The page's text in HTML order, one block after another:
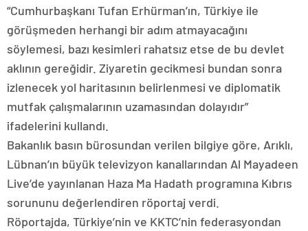
“Cumhurbaşkanı Tufan Erhürman’ın, Türkiye ile
görüşmeden herhangi bir adım atmayacağını
söylemesi, bazı kesimleri rahatsız etse de bu devlet
aklının gereğidir. Ziyaretin gecikmesi bundan sonra
izlenecek yol haritasının belirlenmesi ve diplomatik
mutfak çalışmalarının uzamasından dolayıdır”
ifadelerini kullandı.
Bakanlık basın bürosundan verilen bilgiye göre, Arıklı,
Lübnan’ın büyük televizyon kanallarından Al Mayadeen
Live’de yayınlanan Haza Ma Hadath programına Kıbrıs
sorununu değerlendiren röportaj verdi.
Röportajda, Türkiye’nin ve KKTC’nin federasyondan